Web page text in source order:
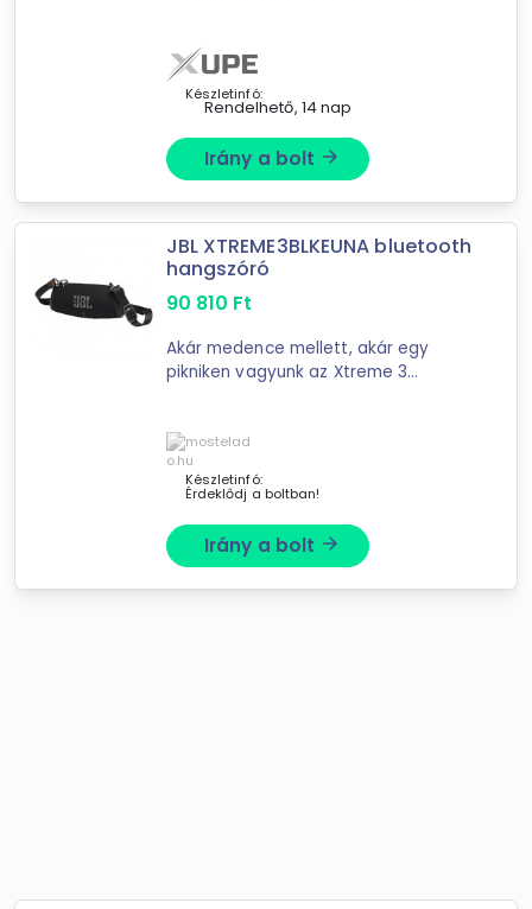
élmény új magasságokba emelkedik.
A ...
Készletinfó:
Rendelhető, 14 nap
Irány a bolt arrow_forward
JBL XTREME3BLKEUNA bluetooth
hangszóró
90 810 Ft
Akár medence mellett, akár egy
pikniken vagyunk az Xtreme 3
könnyedén biztosítja a hatalmas JBL
Original ...
Készletinfó:
Érdeklődj a boltban!
Irány a bolt arrow_forward